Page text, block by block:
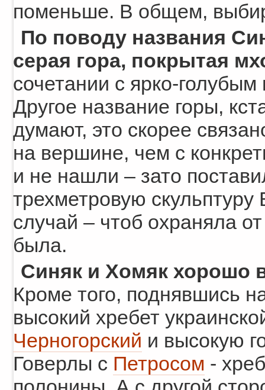
поменьше. В общем,
По поводу названия
серая гора, покрытая
сочетании с ярко-
Другое название горы,
думают, это скорее
на вершине, чем с
и не нашли – зато
трехметровую
случай – чтоб охраняла
была.
Синяк и Хомяк хорошо
Кроме того, поднявшись
высокий хребет
Черногорский и высокую
Говерлы с Петросом -